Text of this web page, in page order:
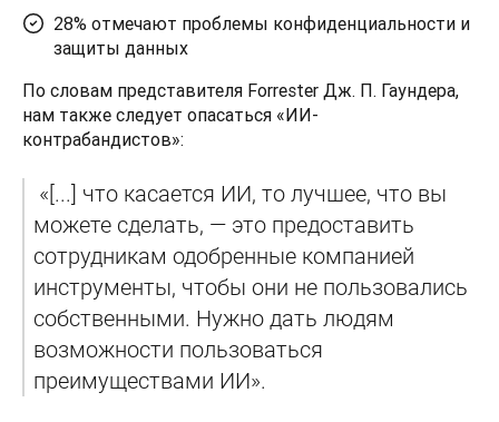
28% отмечают проблемы конфиденциальности и
защиты данных
По словам представителя Forrester Дж. П. Гаундера,
нам также следует опасаться «ИИ-
контрабандистов»:
«[...] что касается ИИ, то лучшее, что вы
можете сделать, — это предоставить
сотрудникам одобренные компанией
инструменты, чтобы они не пользовались
собственными. Нужно дать людям
возможности пользоваться
преимуществами ИИ».